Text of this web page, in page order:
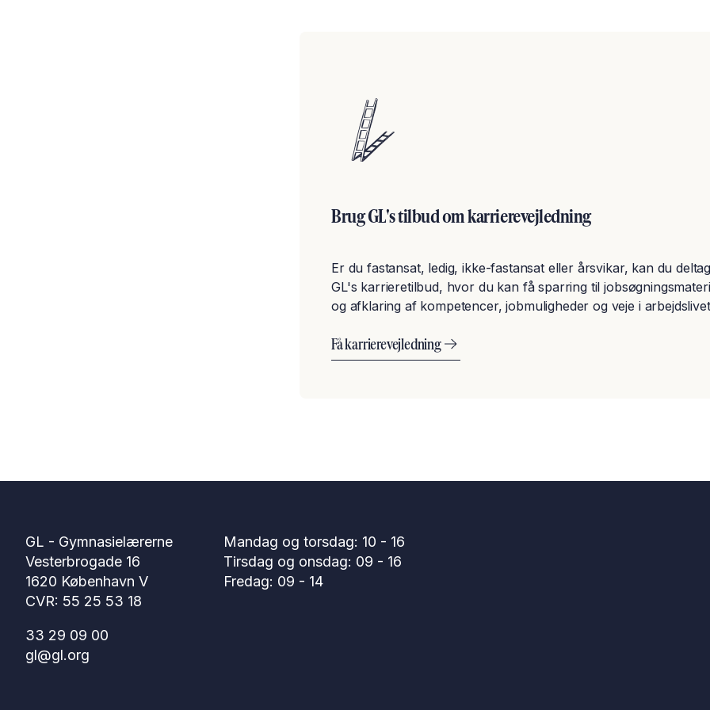
Brug GL's tilbud om karrierevejledning
Er du fastansat, ledig, ikke-fastansat eller årsvikar, kan du
GL's karrieretilbud, hvor du kan få sparring til
og afklaring af kompetencer, jobmuligheder og veje i
Få karrierevejledning
GL - Gymnasielærerne
Vesterbrogade 16
1620 København V
CVR: 55 25 53 18
33 29 09 00
gl@gl.org
Mandag og torsdag: 10 - 16
Tirsdag og onsdag: 09 - 16
Fredag: 09 - 14